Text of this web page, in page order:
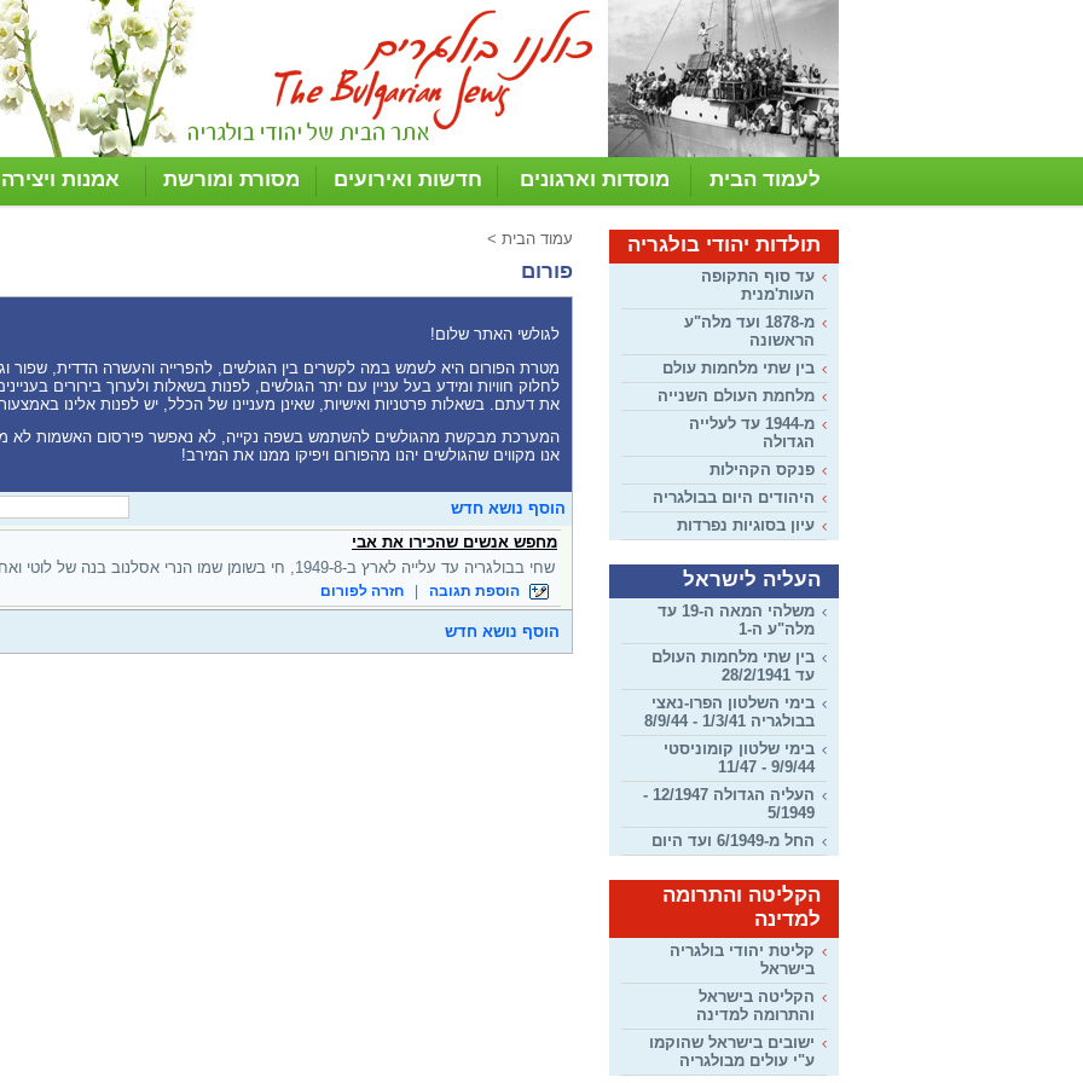
לעמוד הבית מוסדות וארגונים חדשות ואירועים מסורת ומורשת אמנות ויצירה
תולדות יהודי בולגריה
עד סוף התקופה
העות'מנית
מ-1878 ועד מלה"ע
הראשונה
בין שתי מלחמות עולם
מלחמת העולם השנייה
מ-1944 עד לעלייה
הגדולה
פנקס הקהילות
היהודים היום בבולגריה
עיון בסוגיות נפרדות
העליה לישראל
משלהי המאה ה-19 עד
מלה"ע ה-1
בין שתי מלחמות העולם
עד 28/2/1941
בימי השלטון הפרו-נאצי
בבולגריה 1/3/41 - 8/9/44
בימי שלטון קומוניסטי
9/9/44 - 11/47
העליה הגדולה 12/1947 -
5/1949
החל מ-6/1949 ועד היום
הקליטה והתרומה
למדינה
קליטת יהודי בולגריה
בישראל
הקליטה בישראל
והתרומה למדינה
ישובים בישראל שהוקמו
ע"י עולים מבולגריה
עמוד הבית >
פורום
לגולשי האתר שלום!
מטרת הפורום היא לשמש במה לקשרים בין הגולשים, להפרייה והעשרה הדדית, שפור
לחלוק חוויות ומידע בעל עניין עם יתר הגולשים, לפנות בשאלות ולערוך בירורים
את דעתם. בשאלות פרטניות ואישיות, שאינן מעניינו של הכלל, יש לפנות אלינו
המערכת מבקשת מהגולשים להשתמש בשפה נקייה, לא נאפשר פירסום האשמות לא
אנו מקווים שהגולשים יהנו מהפורום ויפיקו ממנו את המירב!
הוסף נושא חדש
מחפש אנשים שהכירו את אבי
שחי בבולגריה עד עלייה לארץ ב-1949-8, חי בשומן שמו הנרי אסלנוב בנה של לוטי ואח לבטי אסלנוב. תודה לכולם
הוספת תגובה חזרה לפורום
הוסף נושא חדש